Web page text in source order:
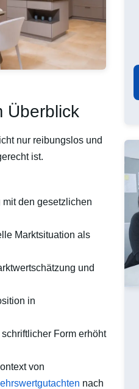
Überblick
nur reibungslos und
ist.
den gesetzlichen
Marktsituation als
und
in
Form erhöht
von
nach